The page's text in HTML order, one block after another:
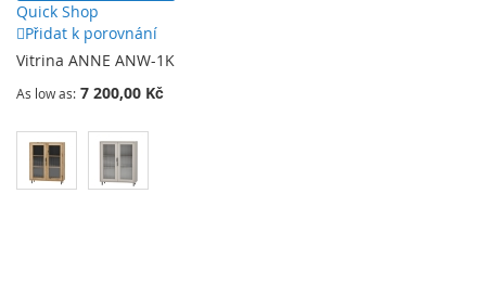
Quick Shop
Přidat k porovnání
Vitrina ANNE ANW-1K
As low as 7 200,00 Kč